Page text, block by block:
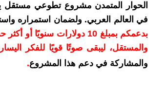
الحوار المتمدن مشروع تطوعي مستقل
في العالم العربي. ولضمان استمراره
بدعمكم بمبلغ 10 دولارات
والمستقل، ليبقى صوتًا قويًا للفكر
والمشاركة في دعم هذا المشروع.